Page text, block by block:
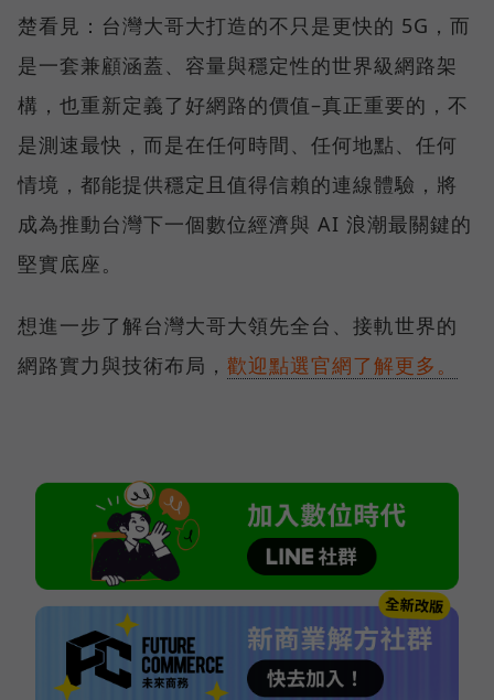
楚看見：台灣大哥大打造的不只是更快的 5G，而
是一套兼顧涵蓋、容量與穩定性的世界級網路架
構，也重新定義了好網路的價值–真正重要的，不
是測速最快，而是在任何時間、任何地點、任何
情境，都能提供穩定且值得信賴的連線體驗，將
成為推動台灣下一個數位經濟與 AI 浪潮最關鍵的
堅實底座。
想進一步了解台灣大哥大領先全台、接軌世界的
網路實力與技術布局， 歡迎點選官網了解更多。